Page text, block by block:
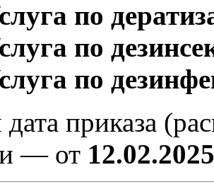
по
по
по
приказа
— от 12.02.2025